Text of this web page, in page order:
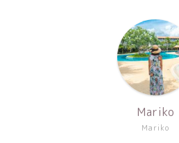
Mariko
Mariko